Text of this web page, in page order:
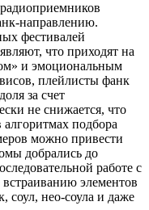
направлению.
фестивалей
что приходят на
и эмоциональным
плейлисты фанк
за счет
не снижается, что
алгоритмах подбора
можно привести
добрались до
работе с
элементов
нео-соула и даже